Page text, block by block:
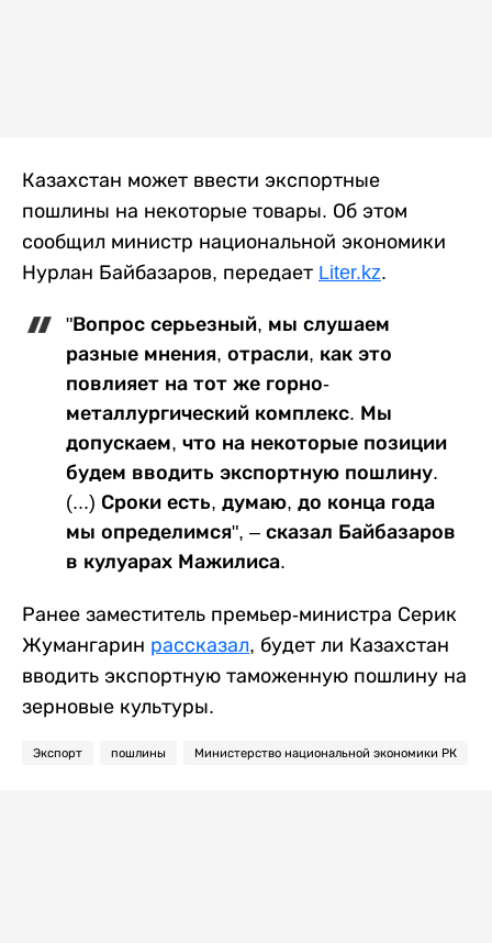
Казахстан может ввести экспортные
пошлины на некоторые товары. Об этом
сообщил министр национальной экономики
Нурлан Байбазаров, передает Liter.kz.
"Вопрос серьезный, мы слушаем
разные мнения, отрасли, как это
повлияет на тот же горно-
металлургический комплекс. Мы
допускаем, что на некоторые позиции
будем вводить экспортную пошлину.
(...) Сроки есть, думаю, до конца года
мы определимся", – сказал Байбазаров
в кулуарах Мажилиса.
Ранее заместитель премьер-министра Серик
Жумангарин рассказал, будет ли Казахстан
вводить экспортную таможенную пошлину на
зерновые культуры.
Экспорт пошлины Министерство национальной экономики РК